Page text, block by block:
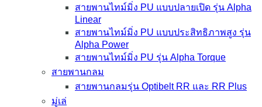
สายพานไทม์มิ่ง PU แบบปลายเปิด รุ่น Alpha
Linear
สายพานไทม์มิ่ง PU แบบประสิทธิภาพสูง รุ่น
Alpha Power
สายพานไทม์มิ่ง PU รุ่น Alpha Torque
สายพานกลม
สายพานกลมรุ่น Optibelt RR และ RR Plus
มู่เล่